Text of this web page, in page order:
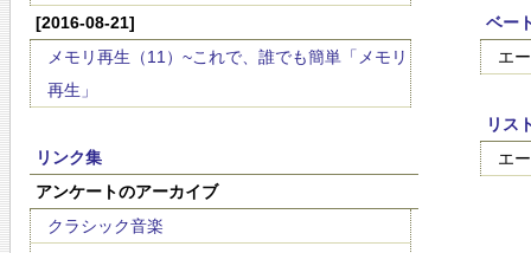
[2016-08-21]
メモリ再生（11）~これで、誰でも簡単「メモリ
再生」
リンク集
アンケートのアーカイブ
クラシック音楽
ベー
エ
リス
エ